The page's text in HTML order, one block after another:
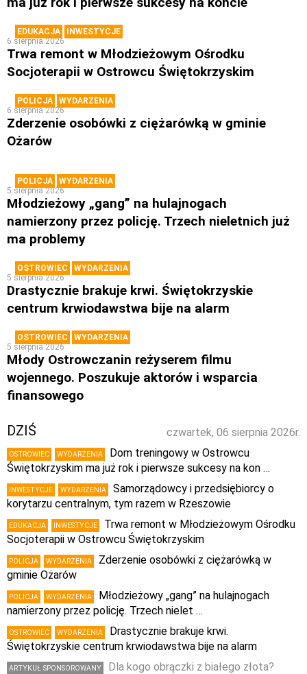
EDUKACJA
INWESTYCJE
6 sierpnia 2026
Trwa remont w Młodzieżowym Ośrodku
Socjoterapii w Ostrowcu Świętokrzyskim
POLICJA
WYDARZENIA
6 sierpnia 2026
Zderzenie osobówki z ciężarówką w gminie
Ożarów
POLICJA
WYDARZENIA
5 sierpnia 2026
Młodzieżowy „gang” na hulajnogach
namierzony przez policję. Trzech nieletnich już
ma problemy
OSTROWIEC
WYDARZENIA
5 sierpnia 2026
Drastycznie brakuje krwi. Świętokrzyskie
centrum krwiodawstwa bije na alarm
OSTROWIEC
WYDARZENIA
5 sierpnia 2026
Młody Ostrowczanin reżyserem filmu
wojennego. Poszukuje aktorów i wsparcia
finansowego
czwartek, 06 sierpnia 2026r.
DZIŚ
OSTROWIEC WYDARZENIA
Dom treningowy w Ostrowcu
Świętokrzyskim ma już rok i pierwsze sukcesy na kon …
INWESTYCJE WYDARZENIA
Samorządowcy i przedsiębiorcy o
korytarzu centralnym, tym razem w Rzeszowie
EDUKACJA INWESTYCJE
Trwa remont w Młodzieżowym Ośrodku
Socjoterapii w Ostrowcu Świętokrzyskim
POLICJA WYDARZENIA
Zderzenie osobówki z ciężarówką w
gminie Ożarów
POLICJA WYDARZENIA
Młodzieżowy „gang” na hulajnogach
namierzony przez policję. Trzech nielet …
OSTROWIEC WYDARZENIA
Drastycznie brakuje krwi.
Świętokrzyskie centrum krwiodawstwa bije na alarm
ARTYKUŁ SPONSOROWANY
Dla kogo obrączki z białego złota?